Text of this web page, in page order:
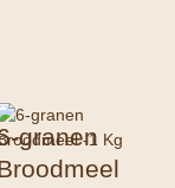
granen